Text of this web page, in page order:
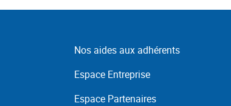
Nos aides aux adhérents
Espace Entreprise
Espace Partenaires